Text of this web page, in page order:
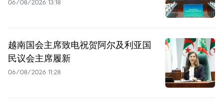
06/08/2026 13:18
越南国会主席致电祝贺阿尔及利亚国
民议会主席履新
06/08/2026 11:28